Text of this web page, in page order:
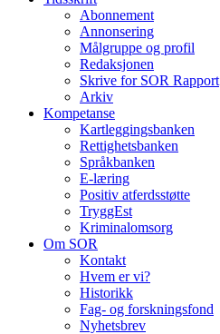
Abonnement
Annonsering
Målgruppe og profil
Redaksjonen
Skrive for SOR Rapport
Arkiv
Kompetanse
Kartleggingsbanken
Rettighetsbanken
Språkbanken
E-læring
Positiv atferdsstøtte
TryggEst
Kriminalomsorg
Om SOR
Kontakt
Hvem er vi?
Historikk
Fag- og forskningsfond
Nyhetsbrev